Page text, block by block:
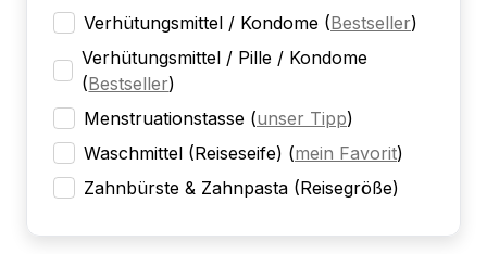
Verhütungsmittel / Kondome (Bestseller)
Verhütungsmittel / Pille / Kondome
(Bestseller)
Menstruationstasse (unser Tipp)
Waschmittel (Reiseseife) (mein Favorit)
Zahnbürste & Zahnpasta (Reisegröße)